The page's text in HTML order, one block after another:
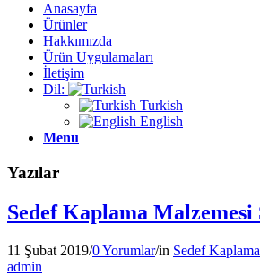
Anasayfa
Ürünler
Hakkımızda
Ürün Uygulamaları
İletişim
Dil:
Turkish
English
Menu
Yazılar
Sedef Kaplama Malzemesi
11 Şubat 2019/0 Yorumlar/in Sedef
admin